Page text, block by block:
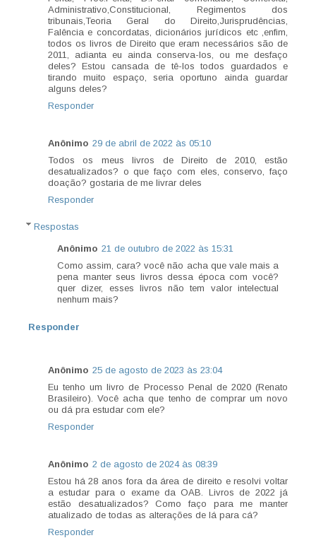
Administrativo,Constitucional, Regimentos dos
tribunais,Teoria Geral do Direito,Jurisprudências,
Falência e concordatas, dicionários jurídicos etc ,enfim,
todos os livros de Direito que eram necessários são de
2011, adianta eu ainda conserva-los, ou me desfaço
deles? Estou cansada de tê-los todos guardados e
tirando muito espaço, seria oportuno ainda guardar
alguns deles?
Responder
Anônimo 29 de abril de 2022 às 05:10
Todos os meus livros de Direito de 2010, estão
desatualizados? o que faço com eles, conservo, faço
doação? gostaria de me livrar deles
Responder
Respostas
Anônimo 21 de outubro de 2022 às 15:31
Como assim, cara? você não acha que vale mais a
pena manter seus livros dessa época com você?
quer dizer, esses livros não tem valor intelectual
nenhum mais?
Responder
Anônimo 25 de agosto de 2023 às 23:04
Eu tenho um livro de Processo Penal de 2020 (Renato
Brasileiro). Você acha que tenho de comprar um novo
ou dá pra estudar com ele?
Responder
Anônimo 2 de agosto de 2024 às 08:39
Estou há 28 anos fora da área de direito e resolvi voltar
a estudar para o exame da OAB. Livros de 2022 já
estão desatualizados? Como faço para me manter
atualizado de todas as alterações de lá para cá?
Responder